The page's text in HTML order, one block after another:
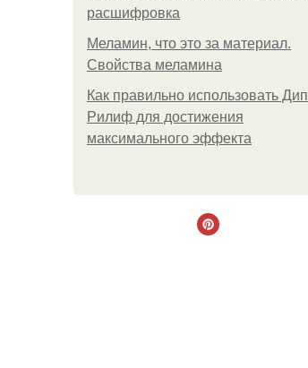
расшифровка
Меламин, что это за материал.
Свойства меламина
Как правильно использовать Дип
Рилиф для достижения
максимального эффекта